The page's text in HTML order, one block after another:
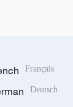
Français
Deutsch